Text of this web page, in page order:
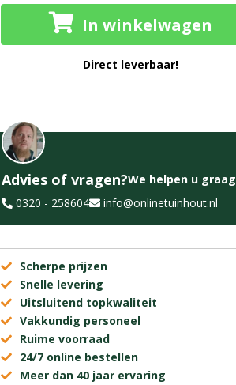
In winkelwagen
Direct leverbaar!
Advies of vragen?We helpen u graag
0320 - 258604
info@onlinetuinhout.nl
Scherpe prijzen
Snelle levering
Uitsluitend topkwaliteit
Vakkundig personeel
Ruime voorraad
24/7 online bestellen
Meer dan 40 jaar ervaring